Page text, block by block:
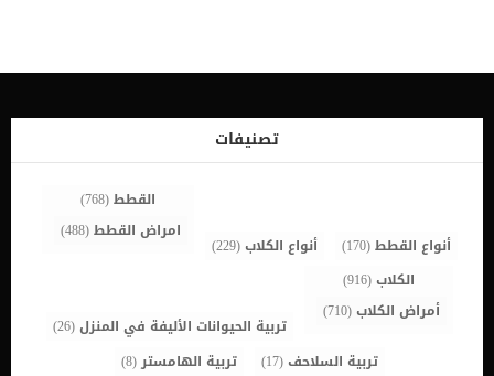
الكربون عندما تكون محاصرة في مبنى يتعرض للحريق. مع الاسف سيؤدي
في النهاية. علامات التسمم بأول اكسيد الكربون عند القطط اعتمادًا على
تركيز ومدة التعرض لأول أكسيد الكربون ، قد تكون الأعراض حادة
أوطفيفة النعاس الجلد الأحمر ضعف خمول دوخة النوبات حركات غير
السمع غيبوبة موت اقرا ايضا: […]
تصنيفات
أنواع القطط(170) أنواع الكلاب(229)
القطط(768)
امراض القطط(488)
الكلاب(916)
أمراض الكلاب(710)
تربية الحيوانات الأليفة في المنزل(26)
تربية السلاحف(17) تربية الهامستر(8)